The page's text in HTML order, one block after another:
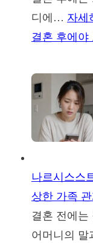
디에… 자세
결혼 후에야
나르시스스
상한 가족 관
결혼 전에는
어머니의 말